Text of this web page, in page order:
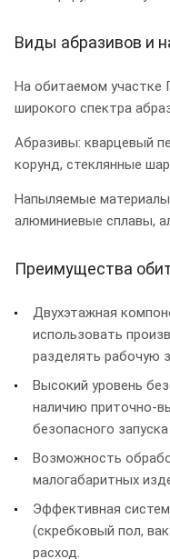
Виды абразивов и
На обитаемом участке
широкого спектра
Абразивы: кварцевый
корунд, стеклянные
Напыляемые
алюминиевые сплавы,
Преимущества
Двухэтажная
использовать
разделять рабочую
Высокий уровень
наличию приточно-
безопасного
Возможность
малогабаритных
Эффективная
(скребковый пол,
расход.